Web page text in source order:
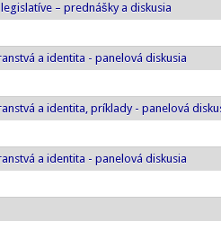
– prednášky a diskusia
a identita - panelová diskusia
a identita, príklady - panelová
a identita - panelová diskusia